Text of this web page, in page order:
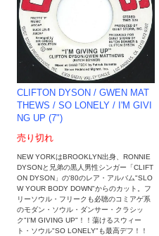
CLIFTON DYSON / GWEN MAT
THEWS ‎/ SO LONELY / I'M GIVI
NG UP (7")
売り切れ
NEW YORKはBROOKLYN出身、RONNIE
DYSONと兄弟の黒人男性シンガー「CLIFT
ON DYSON」の'80のレア・アルバム"SLO
W YOUR BODY DOWN"からのカット。フ
リーソウル・フリークも必聴のコミアゲ系
のモダン・ソウル・ダンサー・クラシッ
ク"I'M GIVING UP"！！蕩けるスウィー
ト・ソウル"SO LONELY"も最高デフ！！